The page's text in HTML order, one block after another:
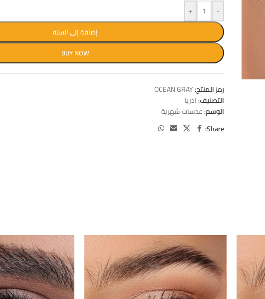
-
+
إضافة إلى السلة
BUY NOW
رمز المنتج:OCEAN GRAY
التصنيف:ادريا
الوسم:عدسات شهرية
Share: